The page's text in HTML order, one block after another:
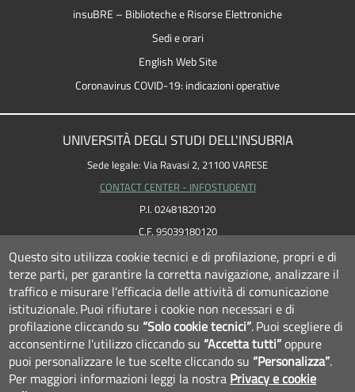
insuBRE – Biblioteche e Risorse Elettroniche
Sedi e orari
English Web Site
Coronavirus COVID-19: indicazioni operative
UNIVERSITÀ DEGLI STUDI DELL'INSUBRIA
Sede legale: Via Ravasi 2, 21100 VARESE
CONTACT CENTER - INFOSTUDENTI
P.I. 02481820120
C.F. 95039180120
PEC: ateneo@pec.uninsubria.it (vedi le altre caselle)
Questo sito utilizza cookie tecnici e di profilazione, propri e di
terze parti, per garantire la corretta navigazione, analizzare il
traffico e misurare l'efficacia delle attività di comunicazione
istituzionale.Puoi rifiutare i cookie non necessari e di
profilazione cliccando su “Solo cookie tecnici”.Puoi scegliere di
acconsentirne l’utilizzo cliccando su “Accetta tutti”oppure
puoi personalizzare le tue scelte cliccando su “Personalizza”.
Per maggiori informazioni leggi la nostra Privacy e cookie